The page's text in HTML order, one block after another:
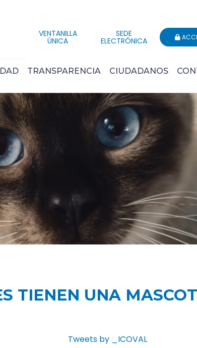
VENTANILLA
ÚNICA
SEDE
ELECTRÓNICA
TRANSPARENCIA CIUDADANOS
TIENEN UNA
Tweets by _ICOVAL